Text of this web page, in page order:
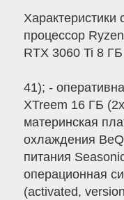
Характеристики
процессор
RTX 3060 Ti 8
41); -
XTreem 16 ГБ
материнская
охлаждения
питания
операционная
(activated,